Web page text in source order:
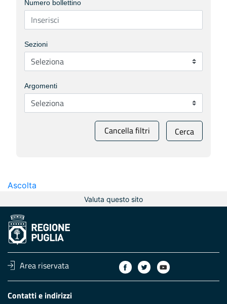
Numero bollettino
Sezioni
Argomenti
Cancella filtri Cerca
Ascolta
Valuta questo sito
Area riservata
Contatti e indirizzi